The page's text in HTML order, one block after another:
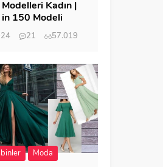
Modelleri Kadın |
150 Modeli
21 57.019
Moda